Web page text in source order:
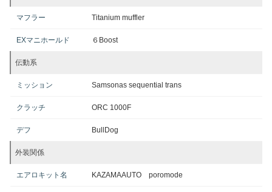
マフラー Titanium muffler
EXマニホールド ６Boost
伝動系
ミッション Samsonas sequential trans
クラッチ ORC 1000F
デフ BullDog
外装関係
エアロキット名 KAZAMAAUTO poromode